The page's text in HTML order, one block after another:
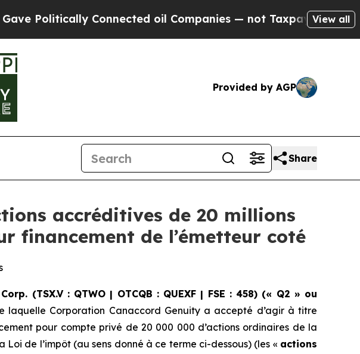
Connected oil Companies — not Taxpayers — the Chance to
View all
Provided by AGP
Share
accréditives de 20 millions
financement de l’émetteur coté
(TSX.V : QTWO | OTCQB : QUEXF | FSE : 458) (« Q2 » ou
laquelle Corporation Canaccord Genuity a accepté d’agir à titre
pour compte privé de 20 000 000 d’actions ordinaires de la
de l’impôt (au sens donné à ce terme ci-dessous) (les « actions